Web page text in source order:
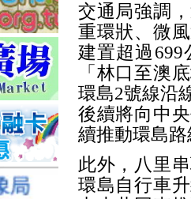
交通局強調
重環狀、微
建置超過
「林口至澳
環島2號線沿
後續將向中
續推動環島
此外，八里
環島自行車